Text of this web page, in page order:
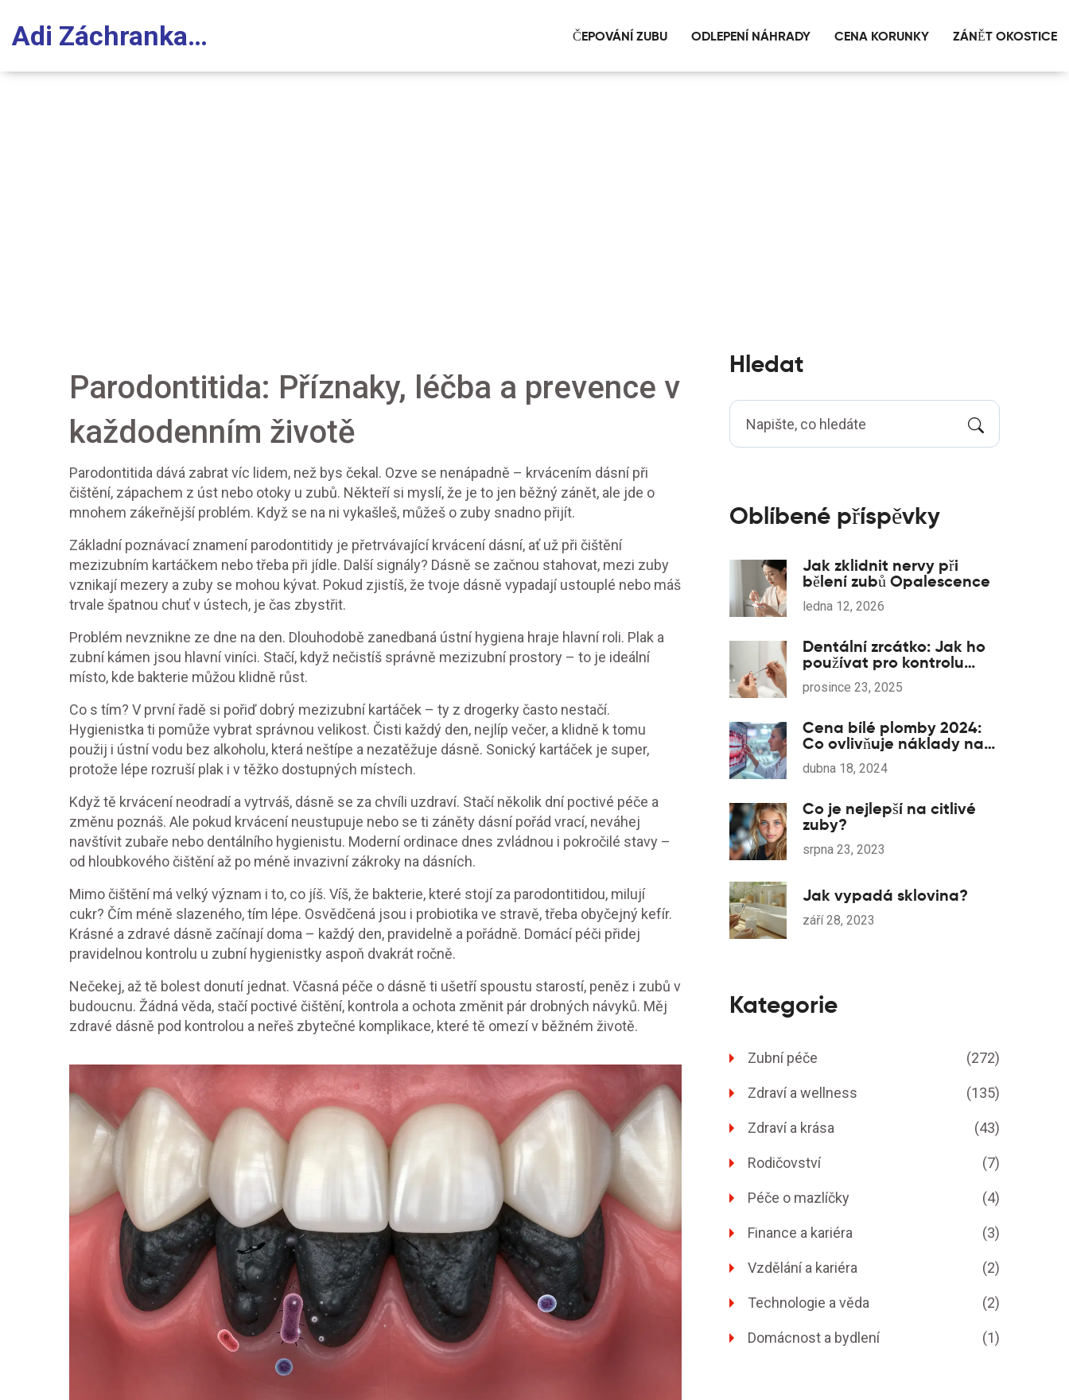
Adi Záchranka Stomatologie ČEPOVÁNÍ ZUBU ODLEPENÍ NÁHRADY CENA KORUNKY ZÁNĚT OKOSTICE
Parodontitida: Příznaky, léčba a prevence v
každodenním životě
Parodontitida dává zabrat víc lidem, než bys čekal. Ozve se nenápadně – krvácením dásní při
čištění, zápachem z úst nebo otoky u zubů. Někteří si myslí, že je to jen běžný zánět, ale jde o
mnohem zákeřnější problém. Když se na ni vykašleš, můžeš o zuby snadno přijít.
Základní poznávací znamení parodontitidy je přetrvávající krvácení dásní, ať už při čištění
mezizubním kartáčkem nebo třeba při jídle. Další signály? Dásně se začnou stahovat, mezi zuby
vznikají mezery a zuby se mohou kývat. Pokud zjistíš, že tvoje dásně vypadají ustouplé nebo máš
trvale špatnou chuť v ústech, je čas zbystřit.
Problém nevznikne ze dne na den. Dlouhodobě zanedbaná ústní hygiena hraje hlavní roli. Plak a
zubní kámen jsou hlavní viníci. Stačí, když nečistíš správně mezizubní prostory – to je ideální
místo, kde bakterie můžou klidně růst.
Co s tím? V první řadě si pořiď dobrý mezizubní kartáček – ty z drogerky často nestačí.
Hygienistka ti pomůže vybrat správnou velikost. Čisti každý den, nejlíp večer, a klidně k tomu
použij i ústní vodu bez alkoholu, která neštípe a nezatěžuje dásně. Sonický kartáček je super,
protože lépe rozruší plak i v těžko dostupných místech.
Když tě krvácení neodradí a vytrváš, dásně se za chvíli uzdraví. Stačí několik dní poctivé péče a
změnu poznáš. Ale pokud krvácení neustupuje nebo se ti záněty dásní pořád vrací, neváhej
navštívit zubaře nebo dentálního hygienistu. Moderní ordinace dnes zvládnou i pokročilé stavy –
od hloubkového čištění až po méně invazivní zákroky na dásních.
Mimo čištění má velký význam i to, co jíš. Víš, že bakterie, které stojí za parodontitidou, milují
cukr? Čím méně slazeného, tím lépe. Osvědčená jsou i probiotika ve stravě, třeba obyčejný kefír.
Krásné a zdravé dásně začínají doma – každý den, pravidelně a pořádně. Domácí péči přidej
pravidelnou kontrolu u zubní hygienistky aspoň dvakrát ročně.
Nečekej, až tě bolest donutí jednat. Včasná péče o dásně ti ušetří spoustu starostí, peněz i zubů v
budoucnu. Žádná věda, stačí poctivé čištění, kontrola a ochota změnit pár drobných návyků. Měj
zdravé dásně pod kontrolou a neřeš zbytečné komplikace, které tě omezí v běžném životě.
Hledat
Oblíbené příspěvky
Jak zklidnit nervy při
bělení zubů Opalescence
ledna 12, 2026
Dentální zrcátko: Jak ho
používat pro kontrolu
stavu korunek a můstků
prosince 23, 2025
Cena bílé plomby 2024:
Co ovlivňuje náklady na
zubní výplně?
dubna 18, 2024
Co je nejlepší na citlivé
zuby?
srpna 23, 2023
Jak vypadá sklovina?
září 28, 2023
Kategorie
Zubní péče (272)
Zdraví a wellness (135)
Zdraví a krása (43)
Rodičovství (7)
Péče o mazlíčky (4)
Finance a kariéra (3)
Vzdělání a kariéra (2)
Technologie a věda (2)
Domácnost a bydlení (1)